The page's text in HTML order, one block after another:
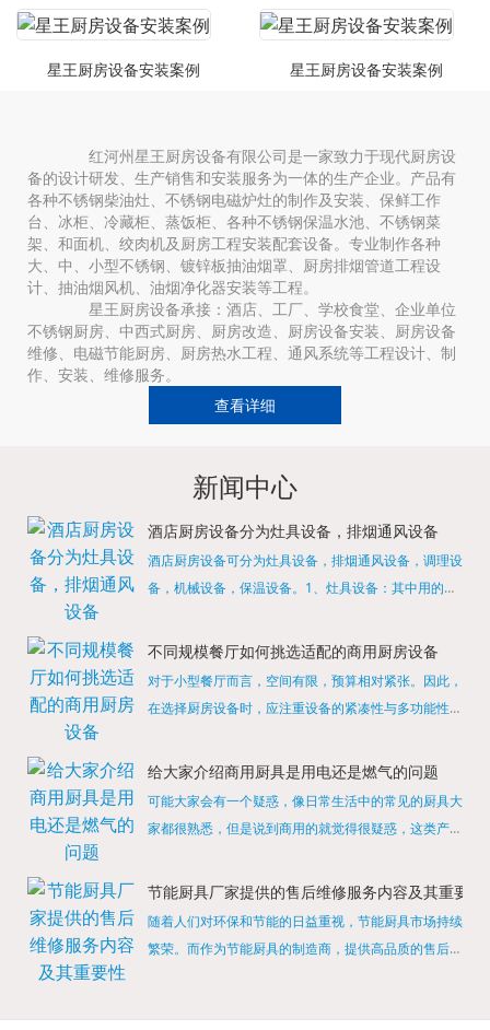
星王厨房设备安装案例 星王厨房设备安装案例
红河州星王厨房设备有限公司是一家致力于现代厨房设
备的设计研发、生产销售和安装服务为一体的生产企业。产品有
各种不锈钢柴油灶、不锈钢电磁炉灶的制作及安装、保鲜工作
台、冰柜、冷藏柜、蒸饭柜、各种不锈钢保温水池、不锈钢菜
架、和面机、绞肉机及厨房工程安装配套设备。专业制作各种
大、中、小型不锈钢、镀锌板抽油烟罩、厨房排烟管道工程设
计、抽油烟风机、油烟净化器安装等工程。
星王厨房设备承接：酒店、工厂、学校食堂、企业单位
不锈钢厨房、中西式厨房、厨房改造、厨房设备安装、厨房设备
维修、电磁节能厨房、厨房热水工程、通风系统等工程设计、制
作、安装、维修服务。
查看详细
新闻中心
酒店厨房设备分为灶具设备，排烟通风设备
酒店厨房设备可分为灶具设备，排烟通风设备，调理设
备，机械设备，保温设备。1、灶具设备：其中用的较
缺少的，经过相关检测证明的合格设备才能进行使用，
不同规模餐厅如何挑选适配的商用厨房设备
对于小型餐厅而言，空间有限，预算相对紧张。因此，
在选择厨房设备时，应注重设备的紧凑性与多功能性。
烹饪设备，既能节省空间，又能满足多样化的烹饪需
给大家介绍商用厨具是用电还是燃气的问题
可能大家会有一个疑惑，像日常生活中的常见的厨具大
家都很熟悉，但是说到商用的就觉得很疑惑，这类产品
店用的就是商用的吗?还真别说，真被大家猜对了，这
节能厨具厂家提供的售后维修服务内容及其重要性
随着人们对环保和节能的日益重视，节能厨具市场持续
繁荣。而作为节能厨具的制造商，提供高品质的售后维